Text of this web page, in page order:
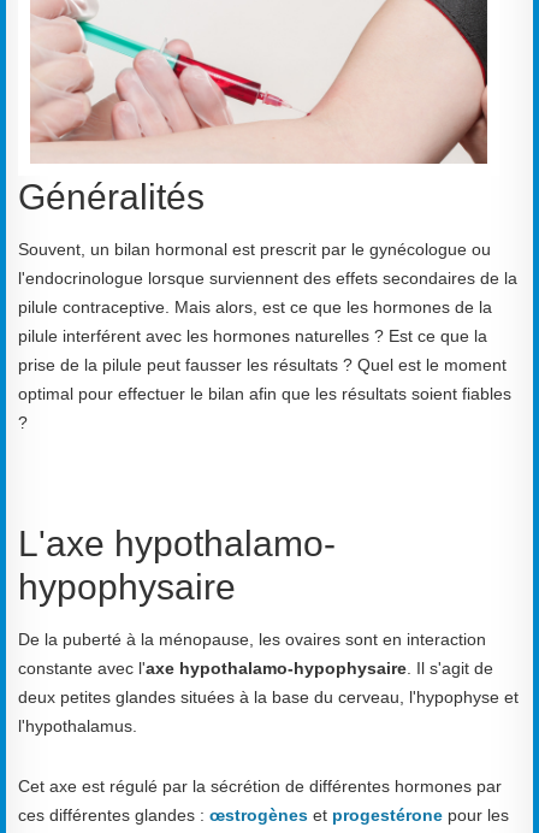
Généralités
Souvent, un bilan hormonal est prescrit par le gynécologue ou
l'endocrinologue lorsque surviennent des effets secondaires de la
pilule contraceptive. Mais alors, est ce que les hormones de la
pilule interférent avec les hormones naturelles ? Est ce que la
prise de la pilule peut fausser les résultats ? Quel est le moment
optimal pour effectuer le bilan afin que les résultats soient fiables
?
L'axe hypothalamo-
hypophysaire
De la puberté à la ménopause, les ovaires sont en interaction
constante avec l'axe hypothalamo-hypophysaire . Il s'agit de
deux petites glandes situées à la base du cerveau, l'hypophyse et
l'hypothalamus.
Cet axe est régulé par la sécrétion de différentes hormones par
ces différentes glandes : œstrogènes et progestérone pour les